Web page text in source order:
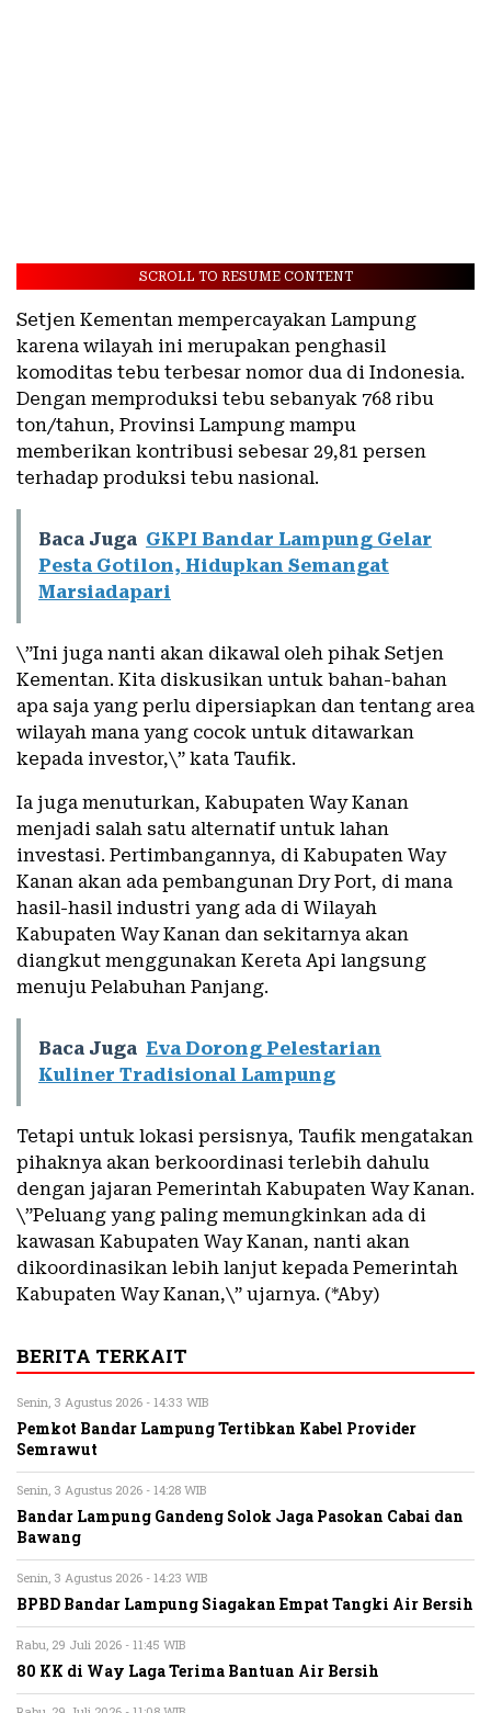
SCROLL TO RESUME CONTENT
Setjen Kementan mempercayakan Lampung
karena wilayah ini merupakan penghasil
komoditas tebu terbesar nomor dua di Indonesia.
Dengan memproduksi tebu sebanyak 768 ribu
ton/tahun, Provinsi Lampung mampu
memberikan kontribusi sebesar 29,81 persen
terhadap produksi tebu nasional.
Baca Juga GKPI Bandar Lampung Gelar
Pesta Gotilon, Hidupkan Semangat
Marsiadapari
\”Ini juga nanti akan dikawal oleh pihak Setjen
Kementan. Kita diskusikan untuk bahan-bahan
apa saja yang perlu dipersiapkan dan tentang area
wilayah mana yang cocok untuk ditawarkan
kepada investor,\” kata Taufik.
Ia juga menuturkan, Kabupaten Way Kanan
menjadi salah satu alternatif untuk lahan
investasi. Pertimbangannya, di Kabupaten Way
Kanan akan ada pembangunan Dry Port, di mana
hasil-hasil industri yang ada di Wilayah
Kabupaten Way Kanan dan sekitarnya akan
diangkut menggunakan Kereta Api langsung
menuju Pelabuhan Panjang.
Baca Juga Eva Dorong Pelestarian
Kuliner Tradisional Lampung
Tetapi untuk lokasi persisnya, Taufik mengatakan
pihaknya akan berkoordinasi terlebih dahulu
dengan jajaran Pemerintah Kabupaten Way Kanan.
\”Peluang yang paling memungkinkan ada di
kawasan Kabupaten Way Kanan, nanti akan
dikoordinasikan lebih lanjut kepada Pemerintah
Kabupaten Way Kanan,\” ujarnya. (*Aby)
BERITA TERKAIT
Senin, 3 Agustus 2026 - 14:33 WIB
Pemkot Bandar Lampung Tertibkan Kabel Provider
Semrawut
Senin, 3 Agustus 2026 - 14:28 WIB
Bandar Lampung Gandeng Solok Jaga Pasokan Cabai dan
Bawang
Senin, 3 Agustus 2026 - 14:23 WIB
BPBD Bandar Lampung Siagakan Empat Tangki Air Bersih
Rabu, 29 Juli 2026 - 11:45 WIB
80 KK di Way Laga Terima Bantuan Air Bersih